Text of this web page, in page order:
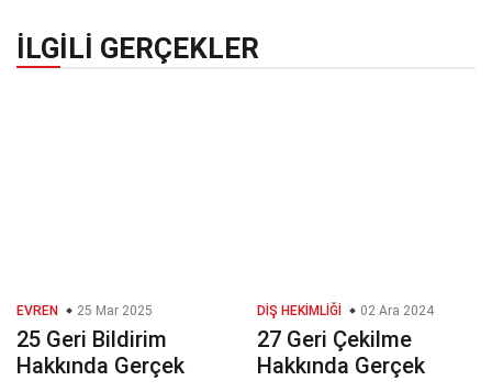
İLGILI GERÇEKLER
EVREN 25 Mar 2025
25 Geri Bildirim
Hakkında Gerçek
DIŞ HEKIMLIĞI 02 Ara 2024
27 Geri Çekilme
Hakkında Gerçek